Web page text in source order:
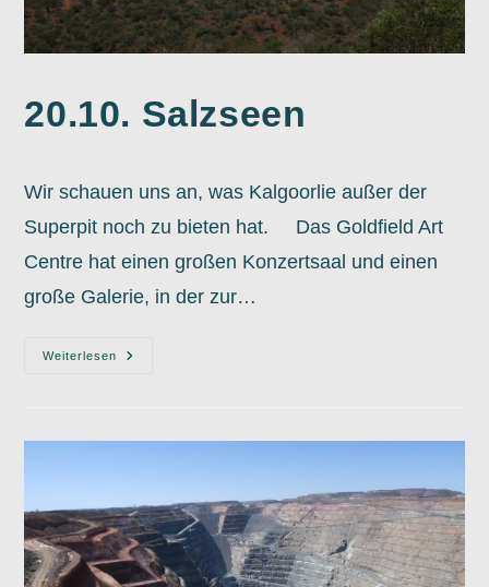
20.10. Salzseen
Wir schauen uns an, was Kalgoorlie außer der
Superpit noch zu bieten hat. Das Goldfield Art
Centre hat einen großen Konzertsaal und einen
große Galerie, in der zur…
Weiterlesen
20.10.